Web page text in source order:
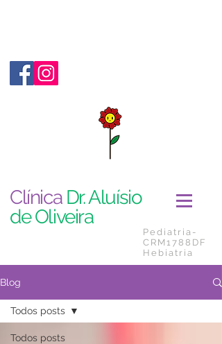
Clínica Dr. Aluísio
de Oliveira
Pediatria-
CRM1788DF
Hebiatria
Blog
Todos posts
Todos posts